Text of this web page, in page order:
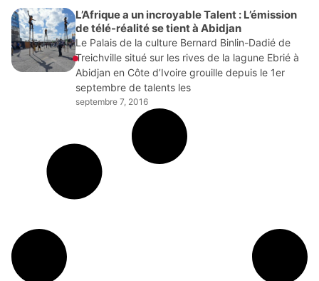
L’Afrique a un incroyable Talent : L’émission
de télé-réalité se tient à Abidjan
Le Palais de la culture Bernard Binlin-Dadié de
Treichville situé sur les rives de la lagune Ebrié à
Abidjan en Côte d’Ivoire grouille depuis le 1er
septembre de talents les
septembre 7, 2016